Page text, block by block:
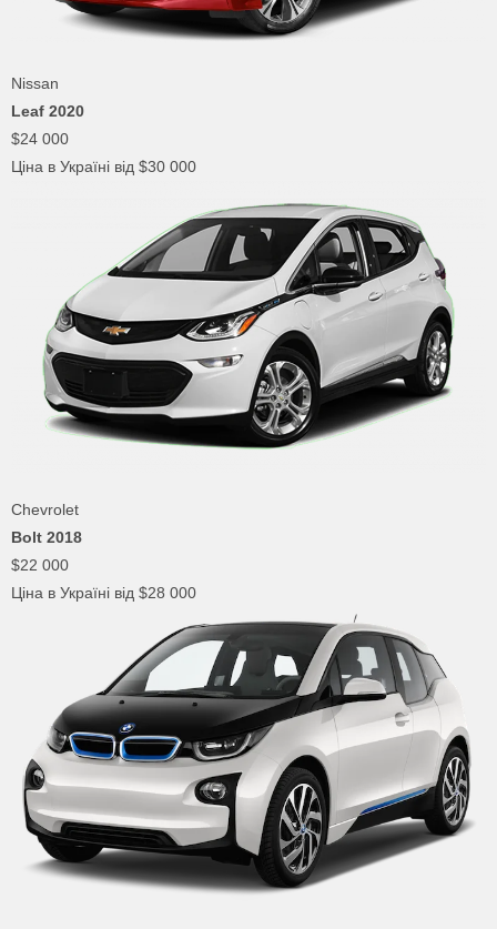
Nissan
Leaf 2020
$24 000
Ціна в Україні від $30 000
Chevrolet
Bolt 2018
$22 000
Ціна в Україні від $28 000